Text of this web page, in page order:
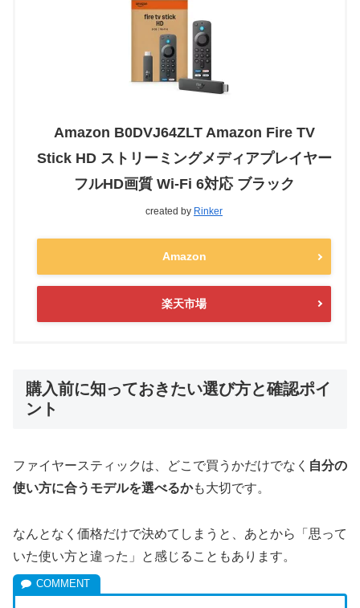
Amazon B0DVJ64ZLT Amazon Fire TV
Stick HD ストリーミングメディアプレイヤー
フルHD画質 Wi-Fi 6対応 ブラック
created by Rinker
Amazon
楽天市場
購入前に知っておきたい選び方と確認ポイ
ント
ファイヤースティックは、どこで買うかだけでなく 自分の
使い方に合うモデルを選べるかも大切です。
なんとなく価格だけで決めてしまうと、あとから「思って
いた使い方と違った」と感じることもあります。